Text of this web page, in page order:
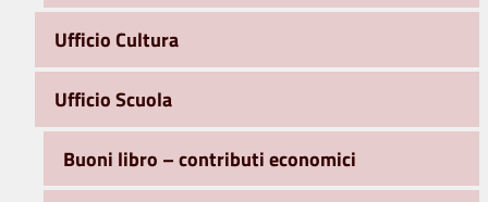
Ufficio Cultura
Ufficio Scuola
Buoni libro – contributi economici